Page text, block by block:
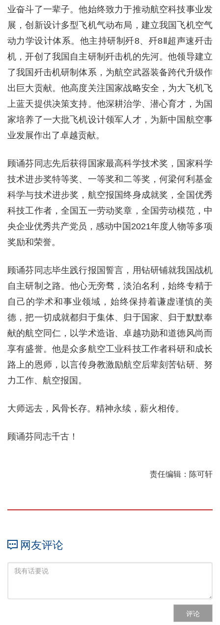
业奋斗了一辈子。他始终致力于推动航空科技事业发
展，创新设计多型飞机气动布局，建立我国飞机空气
动力学设计体系。他主持研制歼8、歼8Ⅱ超声速歼击
机，开创了我国自主研制歼击机的先河。他领导建立
了我国歼击机研制体系，为航空武器装备跨代升级作
出巨大贡献。他高度关注国家战略安全，为大飞机飞
上蓝天提供决策支持。他深耕治学、潜心育才，为国
家培养了一大批飞机设计领军人才，为新中国航空事
业发展作出了卓越贡献。
顾诵芬同志先后获得国家最高科学技术奖，国家科学
技术进步奖特等奖、一等奖和二等奖，何梁何利基金
科学与技术进步奖，航空报国终身成就奖，全国优秀
科技工作者，全国五一劳动奖章，全国劳动模范，中
央企业优秀共产党员，感动中国2021年度人物等多项
奖励和荣誉。
顾诵芬同志毕生践行报国誓言，用钻研铺就我国战机
自主研制之路。他心无旁骛，淡泊名利，始终专精于
自己的学术和事业领域，始终保持着谦虚谨慎的美
德，把一切成就都归于集体、归于国家、归于默默奉
献的航空同仁，以学术造诣、卓越功勋和道德风尚而
享有盛誉。他是众多航空工业科技工作者科研和成长
路上的恩师，以言传身教激励航空后辈刻苦钻研、努
力工作、航空报国。
大师远去，风骨长存。精神永续，薪火相传。
顾诵芬同志千古！
责任编辑：陈可轩
网友评论
评论